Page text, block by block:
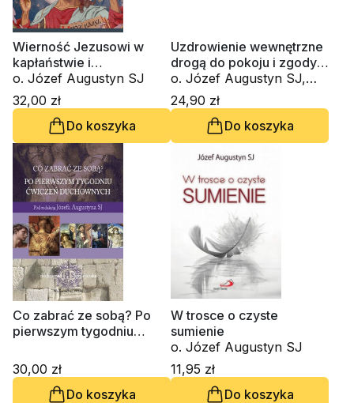
Wierność Jezusowi w
kapłaństwie i
małżeństwie. Rozmowy i
komentarze
o. Józef Augustyn SJ
32,00 zł
Do koszyka
Uzdrowienie wewnętrzne
drogą do pokoju i zgody
na życie (CD-MP3-
audiobook)
o. Józef Augustyn SJ,
Piotr Słabek
24,90 zł
Do koszyka
Co zabrać ze sobą? Po
pierwszym tygodniu
30,00 zł
Do koszyka
W trosce o czyste
sumienie
o. Józef Augustyn SJ
11,95 zł
Do koszyka